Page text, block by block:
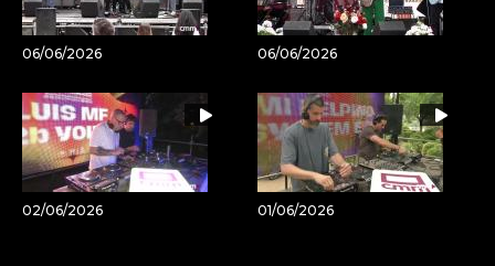
06/06/2026 06/06/2026
02/06/2026 01/06/2026